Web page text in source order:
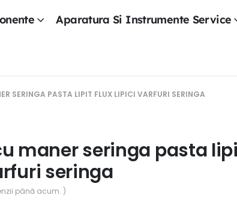
Aparatura Si Instrumente Service
SERINGA PASTA LIPIT FLUX LIPICI VARFURI SERINGA
maner seringa pasta
seringa
până acum. )